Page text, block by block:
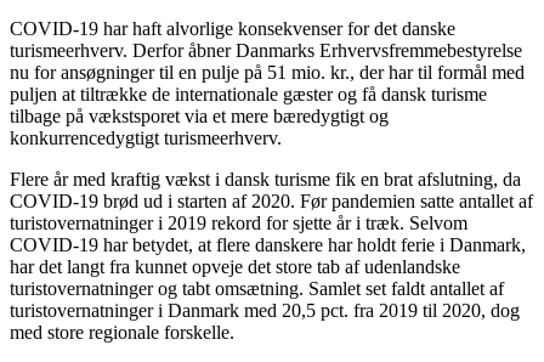
COVID-19 har haft alvorlige konsekvenser for det danske
turismeerhverv. Derfor åbner Danmarks Erhvervsfremmebestyrelse
nu for ansøgninger til en pulje på 51 mio. kr., der har til formål med
puljen at tiltrække de internationale gæster og få dansk turisme
tilbage på vækstsporet via et mere bæredygtigt og
konkurrencedygtigt turismeerhverv.
Flere år med kraftig vækst i dansk turisme fik en brat afslutning, da
COVID-19 brød ud i starten af 2020. Før pandemien satte antallet af
turistovernatninger i 2019 rekord for sjette år i træk. Selvom
COVID-19 har betydet, at flere danskere har holdt ferie i Danmark,
har det langt fra kunnet opveje det store tab af udenlandske
turistovernatninger og tabt omsætning. Samlet set faldt antallet af
turistovernatninger i Danmark med 20,5 pct. fra 2019 til 2020, dog
med store regionale forskelle.